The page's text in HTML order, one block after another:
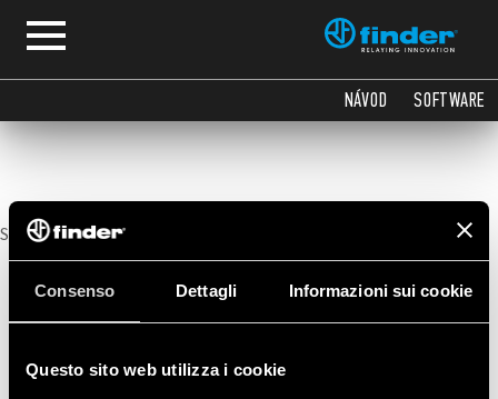
Consenso Dettagli Informazioni sui cookie
Questo sito web utilizza i cookie
NÁVOD SOFTWARE
Technická dokumentace
Sorry, no posts matched your criteria.